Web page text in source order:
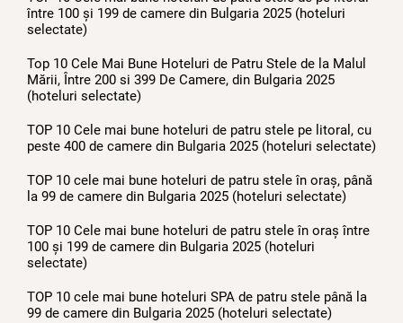
între 100 și 199 de camere din Bulgaria 2025 (hoteluri
selectate)
Top 10 Cele Mai Bune Hoteluri de Patru Stele de la Malul
Mării, Între 200 si 399 De Camere, din Bulgaria 2025
(hoteluri selectate)
TOP 10 Cele mai bune hoteluri de patru stele pe litoral, cu
peste 400 de camere din Bulgaria 2025 (hoteluri selectate)
TOP 10 cele mai bune hoteluri de patru stele în oraș, până
la 99 de camere din Bulgaria 2025 (hoteluri selectate)
TOP 10 Cele mai bune hoteluri de patru stele în oraș între
100 și 199 de camere din Bulgaria 2025 (hoteluri
selectate)
TOP 10 cele mai bune hoteluri SPA de patru stele până la
99 de camere din Bulgaria 2025 (hoteluri selectate)